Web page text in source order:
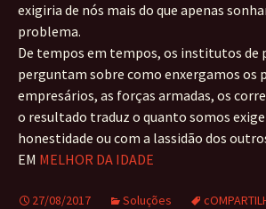
exigiria de nós mais do que apenas
problema.
De tempos em tempos, os institutos de
perguntam sobre como enxergamos os
empresários, as forças armadas, os
o resultado traduz o quanto somos
honestidade ou com a lassidão dos
EM MELHOR DA IDADE
27/08/2017 Soluções